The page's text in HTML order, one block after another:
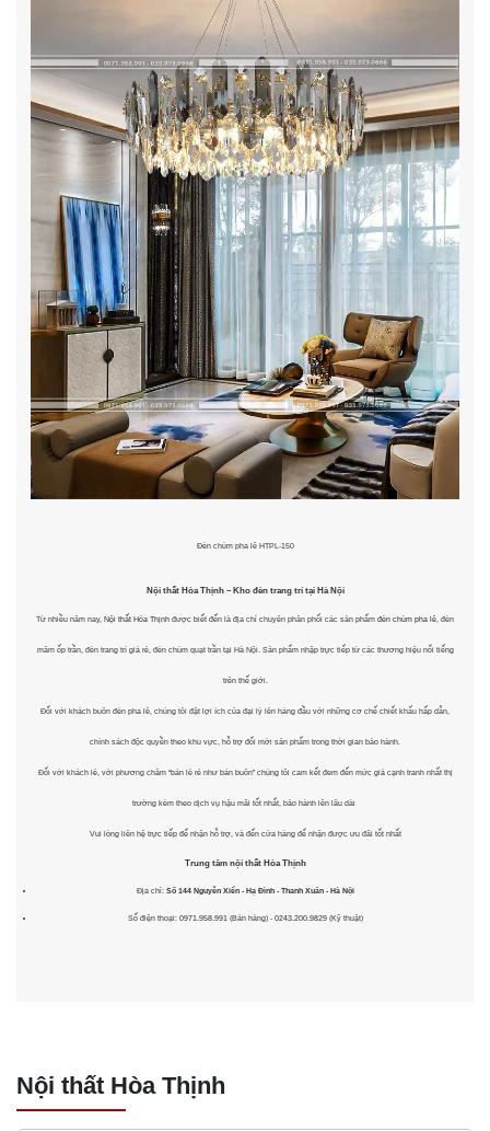
Đèn chùm pha lê HTPL-150
Nội thất Hòa Thịnh – Kho đèn trang trí tại Hà Nội
Từ nhiều năm nay, Nội thất Hòa Thịnh được biết đến là địa chỉ chuyên phân phối các sản phẩm đèn chùm pha lê , đèn
mâm ốp trần, đèn trang trí giá rẻ, đèn chùm quạt trần tại Hà Nội. Sản phẩm nhập trực tiếp từ các thương hiệu nổi tiếng
trên thế giới.
Đối với khách buôn đèn pha lê, chúng tôi đặt lợi ích của đại lý lên hàng đầu với những cơ chế chiết khấu hấp dẫn,
chính sách độc quyền theo khu vực, hỗ trợ đổi mới sản phẩm trong thời gian bảo hành.
Đối với khách lẻ, với phương châm “bán lẻ rẻ như bán buôn” chúng tôi cam kết đem đến mức giá cạnh tranh nhất thị
trường kèm theo dịch vụ hậu mãi tốt nhất, bảo hành lên lâu dài
Vui lòng liên hệ trực tiếp để nhận hỗ trợ, và đến cửa hàng để nhận được ưu đãi tốt nhất
Trung tâm nội thất Hòa Thịnh
Địa chỉ: Số 144 Nguyễn Xiển - Hạ Đình - Thanh Xuân - Hà Nội
Số điện thoại: 0971.958.991 (Bán hàng) - 0243.200.9829 (Kỹ thuật)
Nội thất Hòa Thịnh